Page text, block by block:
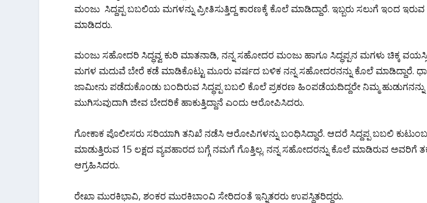
ಮಂಜು ಸಿದ್ದಪ್ಪ ಬಬಲಿಯ ಮಗಳನ್ನು ಪ್ರೀತಿಸುತ್ತಿದ್ದ ಕಾರಣಕ್ಕೆ ಕೊಲೆ ಮಾಡಿದ್ದಾರೆ. ಇಬ್ಬರು ಸಲುಗೆ ಇಂದ
ಮಾಡಿದರು.
ಮಂಜು ಸಹೋದರಿ ಸಿದ್ಧವ್ವ ಕುರಿ ಮಾತನಾಡಿ, ನನ್ನ ಸಹೋದರ ಮಂಜು ಹಾಗೂ ಸಿದ್ಧಪ್ಪನ ಮಗಳು ಚಿಕ್ಕ
ಮಗಳ ಮದುವೆ ಬೇರೆ ಕಡೆ ಮಾಡಿಕೊಟ್ಟು ಮೂರು ವರ್ಷದ ಬಳಿಕ ನನ್ನ ಸಹೋದರನನ್ನು ಕೊಲೆ ಮಾಡಿದ್ದಾರೆ.
ಜಾಮೀನು ಪಡೆದುಕೊಂಡು ಬಂದಿರುವ ಸಿದ್ಧಪ್ಪ ಬಬಲಿ ಕೊಲೆ ಪ್ರಕರಣ ಹಿಂಪಡೆಯದಿದ್ದರೇ ನಿಮ್ಮ
ಮುಗಿಸುವುದಾಗಿ ಜೀವ ಬೇದರಿಕೆ ಹಾಕುತ್ತಿದ್ದಾನೆ ಎಂದು ಆರೋಪಿಸಿದರು.
ಗೋಕಾಕ ಪೊಲೀಸರು ಸರಿಯಾಗಿ ತನಿಖೆ ನಡೆಸಿ ಆರೋಪಿಗಳನ್ನು ಬಂಧಿಸಿದ್ದಾರೆ. ಆದರೆ ಸಿದ್ದಪ್ಪ ಬಬಲಿ
ಮಾಡುತ್ತಿರುವ 15 ಲಕ್ಷದ ವ್ಯವಹಾರದ‌ ಬಗ್ಗೆ ನಮಗೆ‌ ಗೊತ್ತಿಲ್ಲ. ನನ್ನ ಸಹೋದರನ್ನು ಕೊಲೆ ಮಾಡಿರುವ ಅವರಿಗೆ
ಆಗ್ರಹಿಸಿದರು.
ರೇಖಾ ಮುರಕಿಭಾವಿ, ಶಂಕರ‌ ಮುರಕಿಬಾಂವಿ ಸೇರಿದಂತೆ ಇನ್ನಿತರರು ಉಪಸ್ಥಿತರಿದ್ದರು.